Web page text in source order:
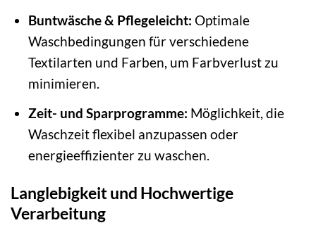
Buntwäsche & Pflegeleicht: Optimale
Waschbedingungen für verschiedene
Textilarten und Farben, um Farbverlust zu
minimieren.
Zeit- und Sparprogramme: Möglichkeit, die
Waschzeit flexibel anzupassen oder
energieeffizienter zu waschen.
Langlebigkeit und Hochwertige
Verarbeitung